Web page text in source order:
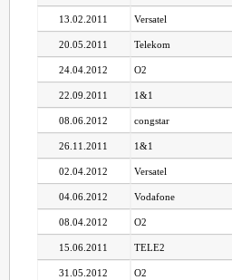
13.02.2011 Versatel
20.05.2011 Telekom
24.04.2012 O2
22.09.2011 1&1
08.06.2012 congstar
26.11.2011 1&1
02.04.2012 Versatel
04.06.2012 Vodafone
08.04.2012 O2
15.06.2011 TELE2
31.05.2012 O2